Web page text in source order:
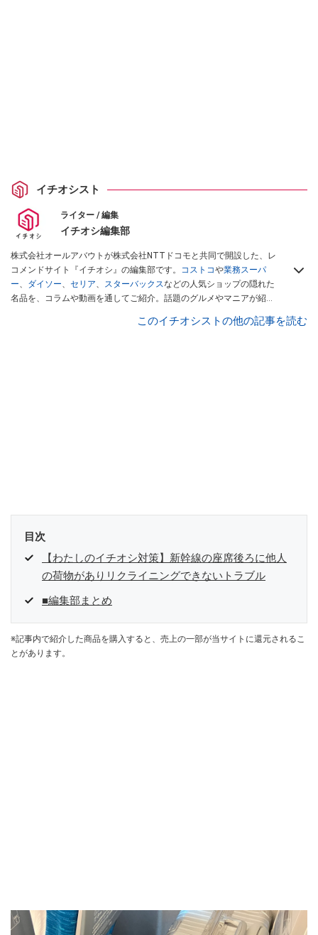
イチオシスト
ライター / 編集
イチオシ編集部
株式会社オールアバウトが株式会社NTTドコモと共同で開設した、レ
コメンドサイト『イチオシ』の編集部です。 コストコや業務スーパ
ー、 ダイソー、 セリア、 スターバックスなどの人気ショップの隠れた
名品を、コラムや動画を通してご紹介。話題のグルメやマニアが紹介
インフルエンサーが実際に使用してレビューしています。毎日トレン
このイチオシストの他の記事を読む
目次
【わたしのイチオシ対策】新幹線の座席後ろに他人
の荷物がありリクライニングできないトラブル
■編集部まとめ
※記事内で紹介した商品を購入すると、売上の一部が当サイトに還元されるこ
とがあります。